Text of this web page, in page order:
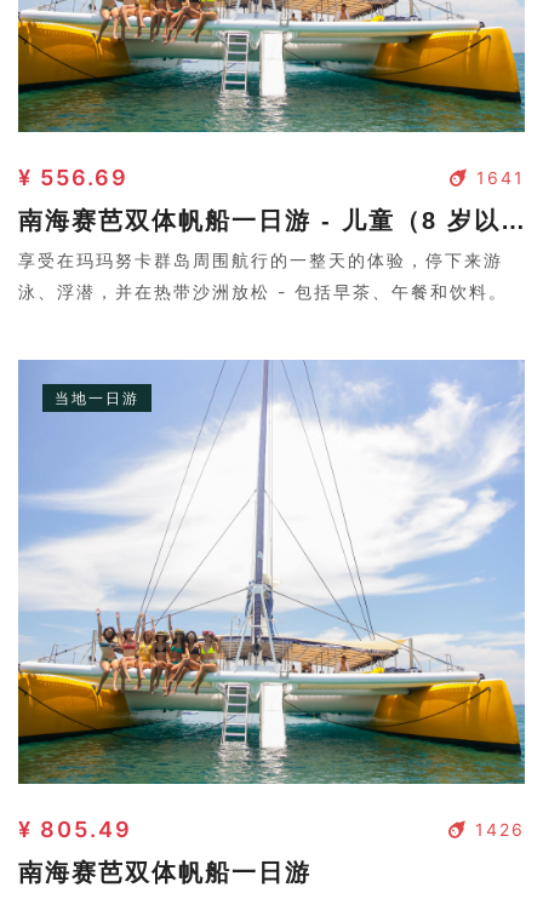
1641
¥ 556.69
南海赛芭双体帆船一日游 - 儿童（8 岁以下孩童不能参加）
享受在玛玛努卡群岛周围航行的一整天的体验，停下来游
泳、浮潜，并在热带沙洲放松 - 包括早茶、午餐和饮料。
当地一日游
1426
¥ 805.49
南海赛芭双体帆船一日游